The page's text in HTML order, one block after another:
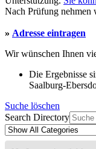
Nach Prüfung nehmen
» Adresse eintragen
Wir wünschen Ihnen
Die Ergebnisse
Saalburg-
Suche löschen
Search Directory